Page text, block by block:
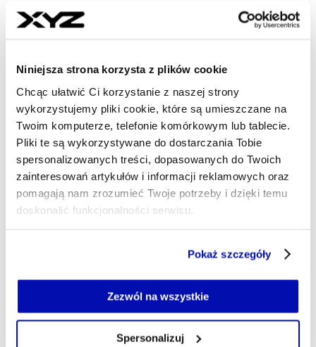
Niniejsza strona korzysta z plików cookie
Chcąc ułatwić Ci korzystanie z naszej strony
wykorzystujemy pliki cookie, które są umieszczane na
Twoim komputerze, telefonie komórkowym lub tablecie.
Pliki te są wykorzystywane do dostarczania Tobie
spersonalizowanych treści, dopasowanych do Twoich
zainteresowań artykułów i informacji reklamowych oraz
pomagają nam zrozumieć Twoje potrzeby i dzięki temu
doskonalić funkcjonalności serwisu.
Jeżeli nie wyrażasz zgody na zapisywanie plików cookie,
możesz łatwo zarządzać swoimi uprawnieniami, np. we
własnej przeglądarce internetowej lub po wybraniu opcji
Pokaż szczegóły
Zezwól na wszystkie
Spersonalizuj
Najnowsze
16 min temu
Orlen rozpycha się za granicą. Wyniki
polskiego giganta zaskoczyły rynek
33 min temu
Deportacje migrantów i zmiany w
finansowaniu armii. Nowe pomysły
PiS
nieruchomości. Fundusz debiutuje